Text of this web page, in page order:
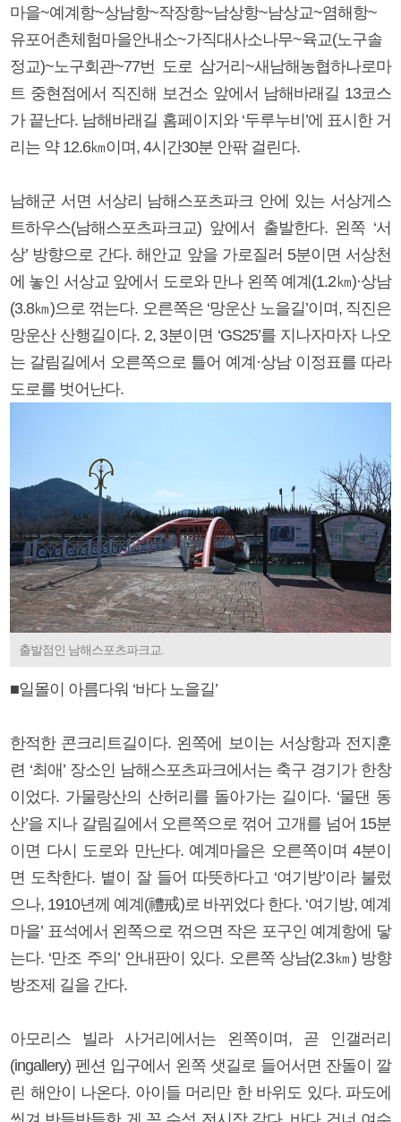
마을~예계항~상남항~작장항~남상항~남상교~염해항~
유포어촌체험마을안내소~가직대사소나무~육교(노구솔
정교)~노구회관~77번 도로 삼거리~새남해농협하나로마
트 중현점에서 직진해 보건소 앞에서 남해바래길 13코스
가 끝난다. 남해바래길 홈페이지와 ‘두루누비’에 표시한 거
리는 약 12.6㎞이며, 4시간30분 안팎 걸린다.
남해군 서면 서상리 남해스포츠파크 안에 있는 서상게스
트하우스(남해스포츠파크교) 앞에서 출발한다. 왼쪽 ‘서
상’ 방향으로 간다. 해안교 앞을 가로질러 5분이면 서상천
에 놓인 서상교 앞에서 도로와 만나 왼쪽 예계(1.2㎞)·상남
(3.8㎞)으로 꺾는다. 오른쪽은 ‘망운산 노을길’이며, 직진은
망운산 산행길이다. 2, 3분이면 ‘GS25’를 지나자마자 나오
는 갈림길에서 오른쪽으로 틀어 예계·상남 이정표를 따라
도로를 벗어난다.
출발점인 남해스포츠파크교.
■일몰이 아름다워 ‘바다 노을길’
한적한 콘크리트길이다. 왼쪽에 보이는 서상항과 전지훈
련 ‘최애’ 장소인 남해스포츠파크에서는 축구 경기가 한창
이었다. 가물랑산의 산허리를 돌아가는 길이다. ‘물댄 동
산’을 지나 갈림길에서 오른쪽으로 꺾어 고개를 넘어 15분
이면 다시 도로와 만난다. 예계마을은 오른쪽이며 4분이
면 도착한다. 볕이 잘 들어 따뜻하다고 ‘여기방’이라 불렀
으나, 1910년께 예계(禮戒)로 바뀌었다 한다. ‘여기방, 예계
마을’ 표석에서 왼쪽으로 꺾으면 작은 포구인 예계항에 닿
는다. ‘만조 주의’ 안내판이 있다. 오른쪽 상남(2.3㎞) 방향
방조제 길을 간다.
아모리스 빌라 사거리에서는 왼쪽이며, 곧 인갤러리
(ingallery) 펜션 입구에서 왼쪽 샛길로 들어서면 잔돌이 깔
린 해안이 나온다. 아이들 머리만 한 바위도 있다. 파도에